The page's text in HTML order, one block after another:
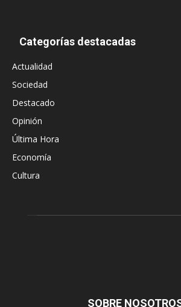
Categorías destacadas
Actualidad
Sociedad
Destacado
Opinión
Última Hora
Economía
Cultura
SOBRE